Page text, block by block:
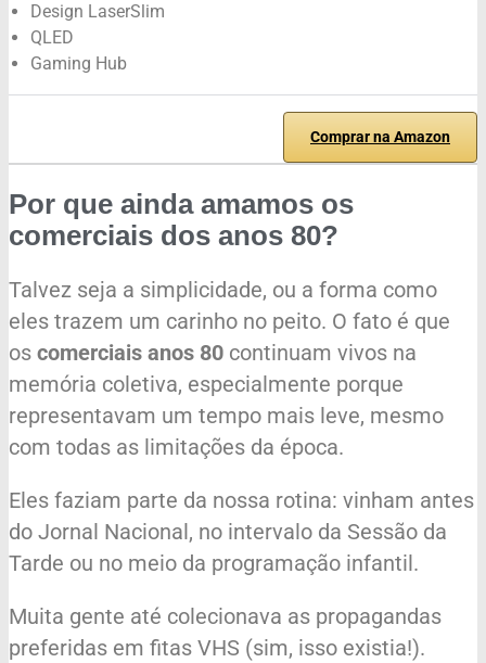
Design LaserSlim
QLED
Gaming Hub
Comprar na Amazon
Por que ainda amamos os
comerciais dos anos 80?
Talvez seja a simplicidade, ou a forma como
eles trazem um carinho no peito. O fato é que
os comerciais anos 80 continuam vivos na
memória coletiva, especialmente porque
representavam um tempo mais leve, mesmo
com todas as limitações da época.
Eles faziam parte da nossa rotina: vinham antes
do Jornal Nacional, no intervalo da Sessão da
Tarde ou no meio da programação infantil.
Muita gente até colecionava as propagandas
preferidas em fitas VHS (sim, isso existia!).